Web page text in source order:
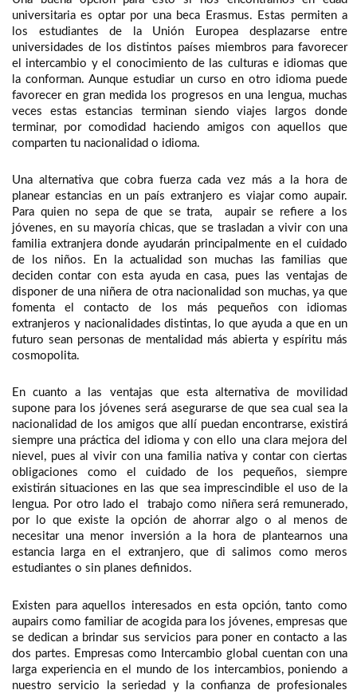
universitaria es optar por una beca Erasmus. Estas permiten a
los estudiantes de la Unión Europea desplazarse entre
universidades de los distintos países miembros para favorecer
el intercambio y el conocimiento de las culturas e idiomas que
la conforman. Aunque estudiar un curso en otro idioma puede
favorecer en gran medida los progresos en una lengua, muchas
veces estas estancias terminan siendo viajes largos donde
terminar, por comodidad haciendo amigos con aquellos que
comparten tu nacionalidad o idioma.
Una alternativa que cobra fuerza cada vez más a la hora de
planear estancias en un país extranjero es viajar como aupair.
Para quien no sepa de que se trata, aupair se refiere a los
jóvenes, en su mayoría chicas, que se trasladan a vivir con una
familia extranjera donde ayudarán principalmente en el cuidado
de los niños. En la actualidad son muchas las familias que
deciden contar con esta ayuda en casa, pues las ventajas de
disponer de una niñera de otra nacionalidad son muchas, ya que
fomenta el contacto de los más pequeños con idiomas
extranjeros y nacionalidades distintas, lo que ayuda a que en un
futuro sean personas de mentalidad más abierta y espíritu más
cosmopolita.
En cuanto a las ventajas que esta alternativa de movilidad
supone para los jóvenes será asegurarse de que sea cual sea la
nacionalidad de los amigos que allí puedan encontrarse, existirá
siempre una práctica del idioma y con ello una clara mejora del
nievel, pues al vivir con una familia nativa y contar con ciertas
obligaciones como el cuidado de los pequeños, siempre
existirán situaciones en las que sea imprescindible el uso de la
lengua. Por otro lado el trabajo como niñera será remunerado,
por lo que existe la opción de ahorrar algo o al menos de
necesitar una menor inversión a la hora de plantearnos una
estancia larga en el extranjero, que di salimos como meros
estudiantes o sin planes definidos.
Existen para aquellos interesados en esta opción, tanto como
aupairs como familiar de acogida para los jóvenes, empresas que
se dedican a brindar sus servicios para poner en contacto a las
dos partes. Empresas como Intercambio global cuentan con una
larga experiencia en el mundo de los intercambios, poniendo a
nuestro servicio la seriedad y la confianza de profesionales